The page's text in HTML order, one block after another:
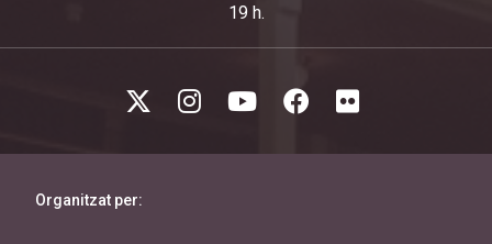
Programa 2025
Inauguració i cloenda
Secció oficial
19 h.
Organitzat per: